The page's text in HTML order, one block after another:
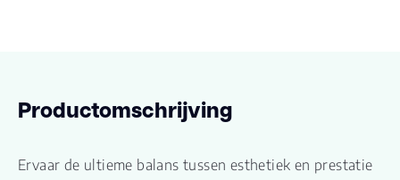
Productomschrijving
Ervaar de ultieme balans tussen esthetiek en prestatie